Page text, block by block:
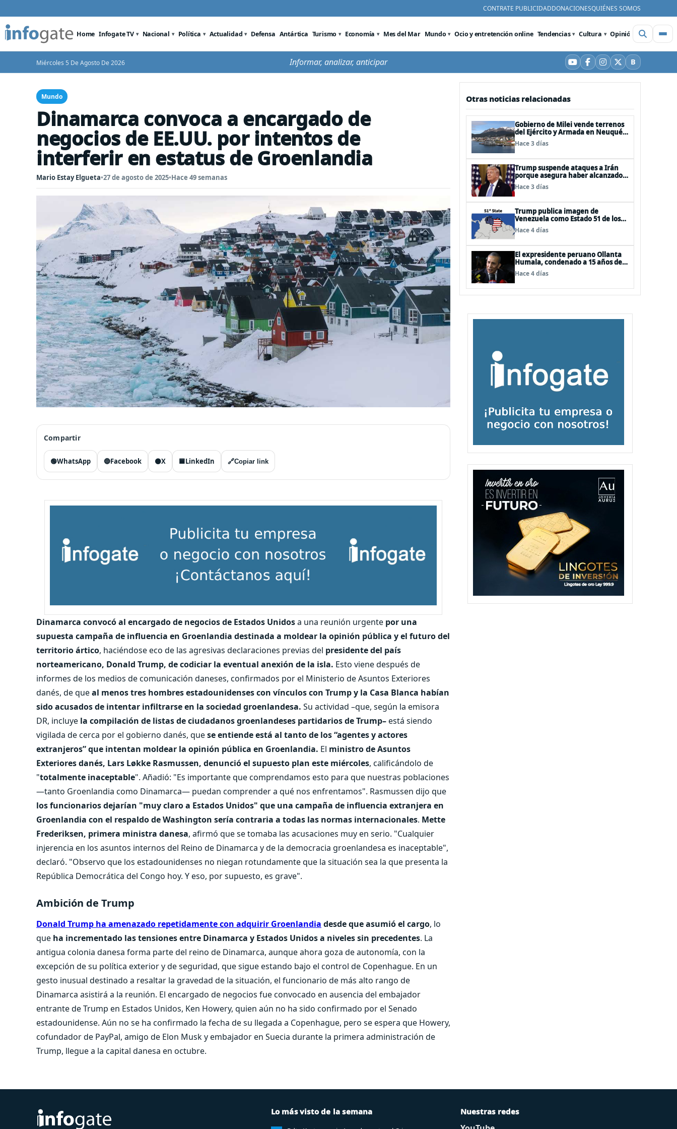
CONTRATE PUBLICIDADDONACIONESQUIÉNES SOMOS
Home Infogate TV Nacional Política Actualidad Defensa Antártica Turismo Economía Mes del Mar Mundo Ocio y entretención online Tendencias Cultura Opinión Videos
Miércoles 5 De Agosto De 2026 Informar, analizar, anticipar YouTube
Facebook
Instagram
X BBluesky
Mundo
Dinamarca convoca a encargado de
negocios de EE.UU. por intentos de
interferir en estatus de Groenlandia
Mario Estay Elgueta•27 de agosto de 2025•Hace 49 semanas
Compartir
🟢WhatsApp 🔵Facebook ⚫X 🟦LinkedIn 🔗Copiar link
Dinamarca convocó al encargado de negocios de Estados Unidosa una reunión urgente por una
supuesta campaña de influencia en Groenlandia destinada a moldear la opinión pública y el futuro del
territorio ártico, haciéndose eco de las agresivas declaraciones previas del presidente del país
norteamericano, Donald Trump, de codiciar la eventual anexión de la isla. Esto viene después de
informes de los medios de comunicación daneses, confirmados por el Ministerio de Asuntos Exteriores
danés, de queal menos tres hombres estadounidenses con vínculos con Trump y la Casa Blanca habían
sido acusados ​​de intentar infiltrarse en la sociedad groenlandesa. Su actividad –que, según la emisora ​​
DR, incluye la compilación de listas de ciudadanos groenlandeses partidarios de Trump–está siendo
vigilada de cerca por el gobierno danés, quese entiende está al tanto de los “agentes y actores
extranjeros” que intentan moldear la opinión pública en Groenlandia. El ministro de Asuntos
Exteriores danés, Lars Løkke Rasmussen, denunció el supuesto plan este miércoles, calificándolo de
"totalmente inaceptable". Añadió: "Es importante que comprendamos esto para que nuestras poblaciones
—tanto Groenlandia como Dinamarca— puedan comprender a qué nos enfrentamos". Rasmussen dijo que
los funcionarios dejarían "muy claro a Estados Unidos" que una campaña de influencia extranjera en
Groenlandia con el respaldo de Washington sería contraria a todas las normas internacionales. Mette
Frederiksen, primera ministra danesa, afirmó que se tomaba las acusaciones muy en serio. "Cualquier
injerencia en los asuntos internos del Reino de Dinamarca y de la democracia groenlandesa es inaceptable",
declaró. "Observo que los estadounidenses no niegan rotundamente que la situación sea la que presenta la
República Democrática del Congo hoy. Y eso, por supuesto, es grave".
Ambición de Trump
Donald Trump ha amenazado repetidamente con adquirir Groenlandia desde que asumió el cargo, lo
que ha incrementado las tensiones entre Dinamarca y Estados Unidos a niveles sin precedentes. La
antigua colonia danesa forma parte del reino de Dinamarca, aunque ahora goza de autonomía, con la
excepción de su política exterior y de seguridad, que sigue estando bajo el control de Copenhague. En un
gesto inusual destinado a resaltar la gravedad de la situación, el funcionario de más alto rango de
Dinamarca asistirá a la reunión. El encargado de negocios fue convocado en ausencia del embajador
entrante de Trump en Estados Unidos, Ken Howery, quien aún no ha sido confirmado por el Senado
estadounidense. Aún no se ha confirmado la fecha de su llegada a Copenhague, pero se espera que Howery,
cofundador de PayPal, amigo de Elon Musk y embajador en Suecia durante la primera administración de
Trump, llegue a la capital danesa en octubre.
Otras noticias relacionadas
Gobierno de Milei vende terrenos
del Ejército y Armada en Neuquén
y Ushuaia
Hace 3 días
Trump suspende ataques a Irán
porque asegura haber alcanzado
«las bases de un acuerdo»
Hace 3 días
Trump publica imagen de
Venezuela como Estado 51 de los
EEUU
Hace 4 días
El expresidente peruano Ollanta
Humala, condenado a 15 años de
cárcel, sale libre al anularse su
caso
Hace 4 días
Lo más visto de la semana Nuestras redes